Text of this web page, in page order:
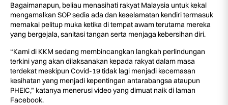
Bagaimanapun, beliau menasihati rakyat Malaysia untuk kekal
mengamalkan SOP sedia ada dan keselamatan kendiri termasuk
memakai pelitup muka ketika di tempat awam terutama mereka
yang bergejala, sanitasi tangan serta menjaga kebersihan diri.
“Kami di KKM sedang membincangkan langkah perlindungan
terkini yang akan dilaksanakan kepada rakyat dalam masa
terdekat meskipun Covid-19 tidak lagi menjadi kecemasan
kesihatan yang menjadi kepentingan antarabangsa ataupun
PHEIC,” katanya menerusi video yang dimuat naik di laman
Facebook.